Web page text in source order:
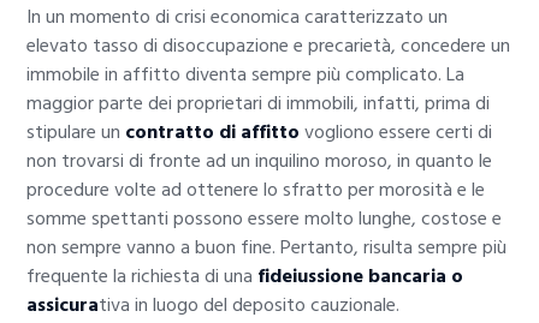
In un momento di crisi economica caratterizzato un
elevato tasso di disoccupazione e precarietà, concedere un
immobile in affitto diventa sempre più complicato. La
maggior parte dei proprietari di immobili, infatti, prima di
stipulare un contratto di affittovogliono essere certi di
non trovarsi di fronte ad un inquilino moroso, in quanto le
procedure volte ad ottenere lo sfratto per morosità e le
somme spettanti possono essere molto lunghe, costose e
non sempre vanno a buon fine. Pertanto, risulta sempre più
frequente la richiesta di una fideiussione bancaria o
assicurativa in luogo del deposito cauzionale.